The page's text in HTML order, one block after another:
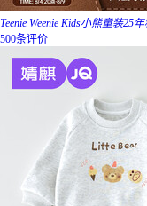
Teenie Weenie Kids小熊童装25
500条评价